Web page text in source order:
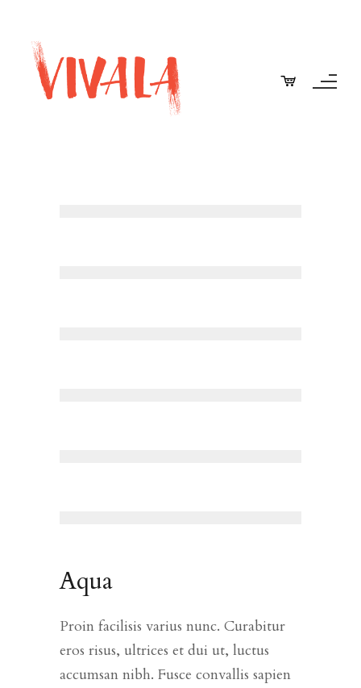
Aqua
Proin facilisis varius nunc. Curabitur
eros risus, ultrices et dui ut, luctus
accumsan nibh. Fusce convallis sapien